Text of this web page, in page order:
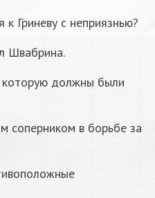
Гриневу с неприязнью?
Швабрина.
которую должны были
соперником в борьбе за